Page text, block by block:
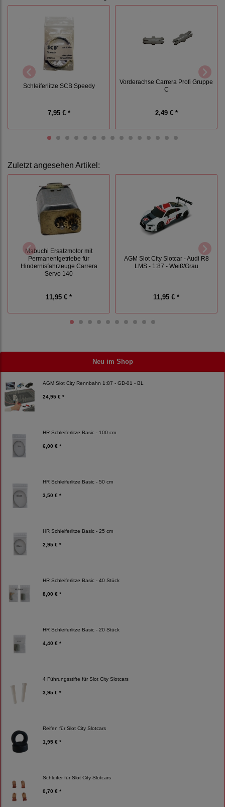
Neu im Shop
AGM Slot City Rennbahn 1:87 - GD-01 - BL
24,95 € *
HR Schleiferlitze Basic - 100 cm
6,00 € *
HR Schleiferlitze Basic - 50 cm
3,50 € *
HR Schleiferlitze Basic - 25 cm
2,95 € *
HR Schleiferlitze Basic - 40 Stück
8,00 € *
HR Schleiferlitze Basic - 20 Stück
4,40 € *
4 Führungsstifte für Slot City Slotcars
3,95 € *
Reifen für Slot City Slotcars
1,95 € *
Schleifer für Slot City Slotcars
0,70 € *
Schleiferlitze SCB Speedy
7,95 € *
Vorderachse Carrera Profi Gruppe
C
2,49 € *
Zuletzt angesehen Artikel:
Mabuchi Ersatzmotor mit
Permanentgetriebe für
Hindernisfahrzeuge Carrera
Servo 140
11,95 € *
AGM Slot City Slotcar - Audi R8
LMS - 1:87 - Weiß/Grau
11,95 € *